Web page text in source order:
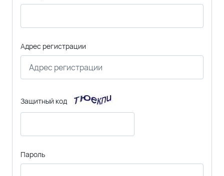
Адрес регистрации
Защитный код
Пароль